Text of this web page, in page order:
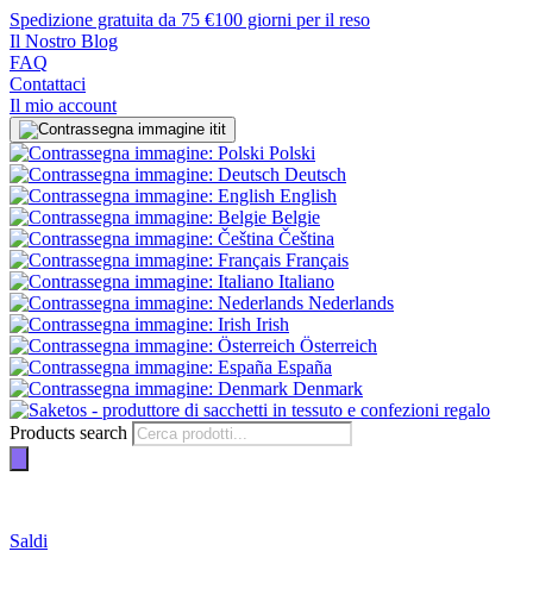
Spedizione gratuita da 75 €100 giorni per il reso
Il Nostro Blog
FAQ
Contattaci
Il mio account
it
Polski
Deutsch
English
Belgie
Čeština
Français
Italiano
Nederlands
Irish
Österreich
España
Denmark
Products search
Saldi